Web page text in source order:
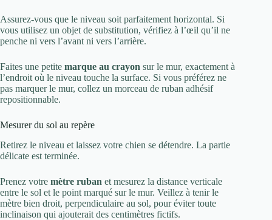
Assurez-vous que le niveau soit parfaitement horizontal. Si
vous utilisez un objet de substitution, vérifiez à l’œil qu’il ne
penche ni vers l’avant ni vers l’arrière.
Faites une petite marque au crayon sur le mur, exactement à
l’endroit où le niveau touche la surface. Si vous préférez ne
pas marquer le mur, collez un morceau de ruban adhésif
repositionnable.
Mesurer du sol au repère
Retirez le niveau et laissez votre chien se détendre. La partie
délicate est terminée.
Prenez votre mètre ruban et mesurez la distance verticale
entre le sol et le point marqué sur le mur. Veillez à tenir le
mètre bien droit, perpendiculaire au sol, pour éviter toute
inclinaison qui ajouterait des centimètres fictifs.